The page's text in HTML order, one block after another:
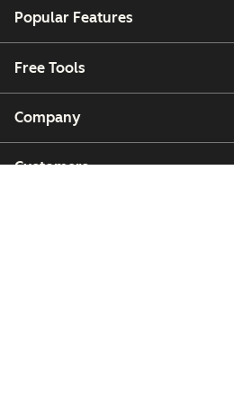
Popular Features
Free Tools
Company
Customers